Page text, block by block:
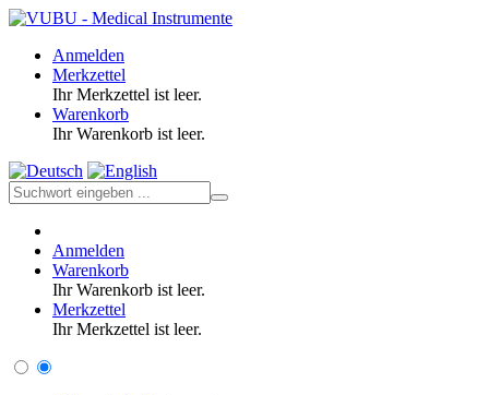
Anmelden
Merkzettel
Ihr Merkzettel ist leer.
Warenkorb
Ihr Warenkorb ist leer.
Anmelden
Warenkorb
Ihr Warenkorb ist leer.
Merkzettel
Ihr Merkzettel ist leer.